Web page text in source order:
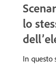
lo
In questo